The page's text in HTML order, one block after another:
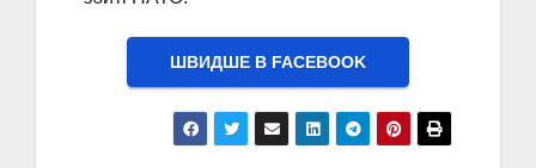
ШВИДШЕ В FACEBOOK